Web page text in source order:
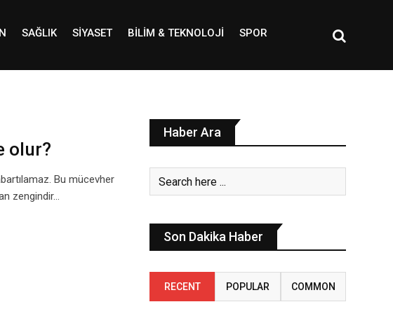
SAĞLIK SIYASET BILIM & TEKNOLOJI SPOR
olur?
Bu mücevher
zengindir…
Haber Ara
Son Dakika Haber
RECENT POPULAR COMMON